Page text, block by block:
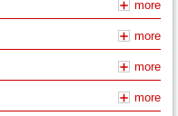
more
more
more
more